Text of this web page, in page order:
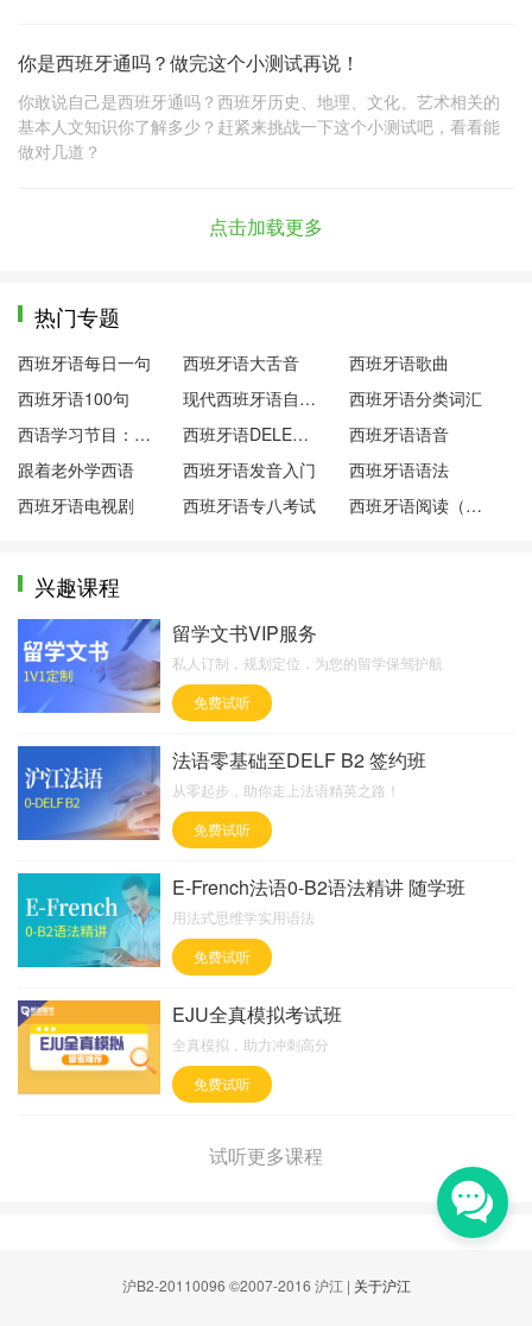
你是西班牙通吗？做完这个小测试再说！
你敢说自己是西班牙通吗？西班牙历史、地理、文化、艺术相关的
基本人文知识你了解多少？赶紧来挑战一下这个小测试吧，看看能
做对几道？
点击加载更多
热门专题
西班牙语每日一句 西班牙语大舌音
西班牙语歌曲
西班牙语100句
现代西班牙语自学笔记
西班牙语分类词汇
西语学习节目：西语下午茶
西班牙语DELE考试
西班牙语语音
跟着老外学西语
西班牙语发音入门
西班牙语语法
西班牙语电视剧
西班牙语专八考试 西班牙语阅读（双语）
兴趣课程
留学文书VIP服务
私人订制，规划定位，为您的留学保驾护航
免费试听
法语零基础至DELF B2 签约班
从零起步，助你走上法语精英之路！
免费试听
E-French法语0-B2语法精讲 随学班
用法式思维学实用语法
免费试听
EJU全真模拟考试班
全真模拟，助力冲刺高分
免费试听
试听更多课程
沪B2-20110096 ©2007-2016 沪江 | 关于沪江